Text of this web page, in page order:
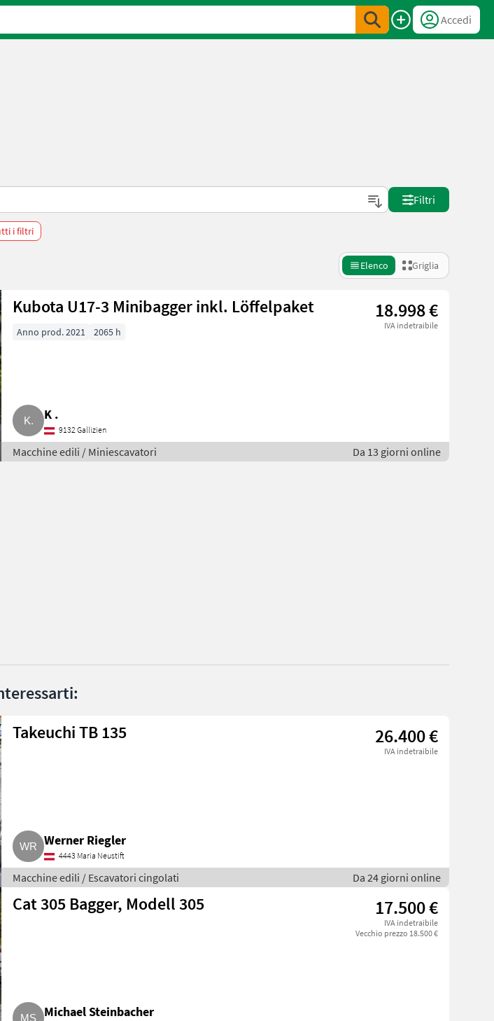
Accedi
Filtri
i filtri
Elenco Griglia
Kubota U17-3 Minibagger inkl. Löffelpaket 18.998 €
IVA indetraibile
Anno prod. 2021 2065 h
K .
9132 Gallizien
Macchine edili / Miniescavatori Da 13 giorni online
Takeuchi TB 135 26.400 €
IVA indetraibile
Werner Riegler
4443 Maria Neustift
Macchine edili / Escavatori cingolati Da 24 giorni online
Cat 305 Bagger, Modell 305 17.500 €
IVA indetraibile
Vecchio prezzo 18.500 €
Michael Steinbacher